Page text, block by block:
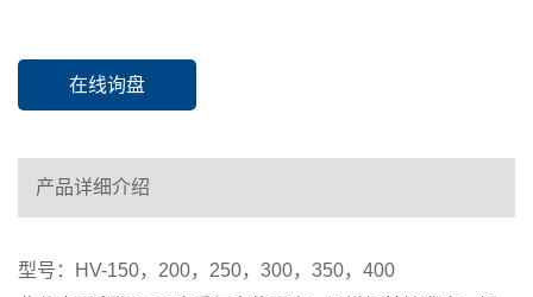
在线询盘
产品详细介绍
型号：HV-150，200，250，300，350，400